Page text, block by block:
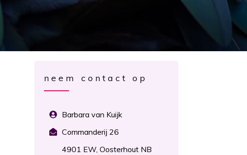
neem contact op
Barbara van Kuijk
Commanderij 26
4901 EW, Oosterhout NB